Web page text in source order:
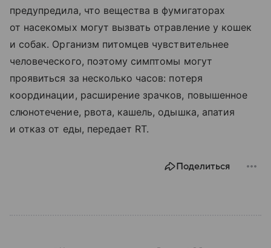
предупредила, что вещества в фумигаторах
от насекомых могут вызвать отравление у кошек
и собак. Организм питомцев чувствительнее
человеческого, поэтому симптомы могут
проявиться за несколько часов: потеря
координации, расширение зрачков, повышенное
слюнотечение, рвота, кашель, одышка, апатия
и отказ от еды, передает RT.
Поделиться